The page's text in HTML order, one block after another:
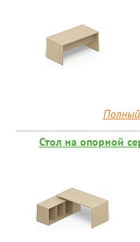
Стол на опорной